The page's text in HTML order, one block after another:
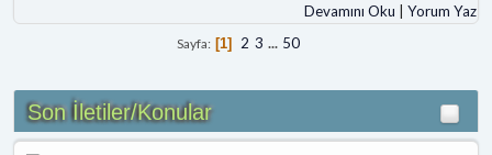
Devamını Oku
Yorum Yaz
Sayfa 1 2 3 ... 50
Son İletiler/Konular